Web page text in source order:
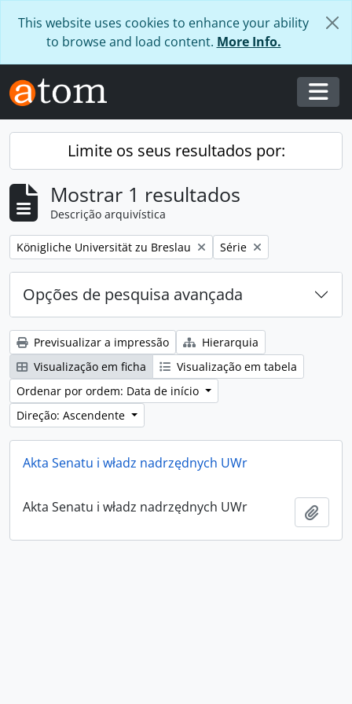
This website uses cookies to enhance your ability
to browse and load content. More Info.
Limite os seus resultados por:
Mostrar 1 resultados
Descrição arquivística
Remover filtro:
Königliche Universität zu Breslau Remover filtro:
Série
Opções de pesquisa avançada
Previsualizar a impressão
Hierarquia
Visualização em ficha
Visualização em tabela
Ordenar por ordem: Data de início
Direção: Ascendente
Akta Senatu i władz nadrzędnych UWr
Akta Senatu i władz nadrzędnych UWr